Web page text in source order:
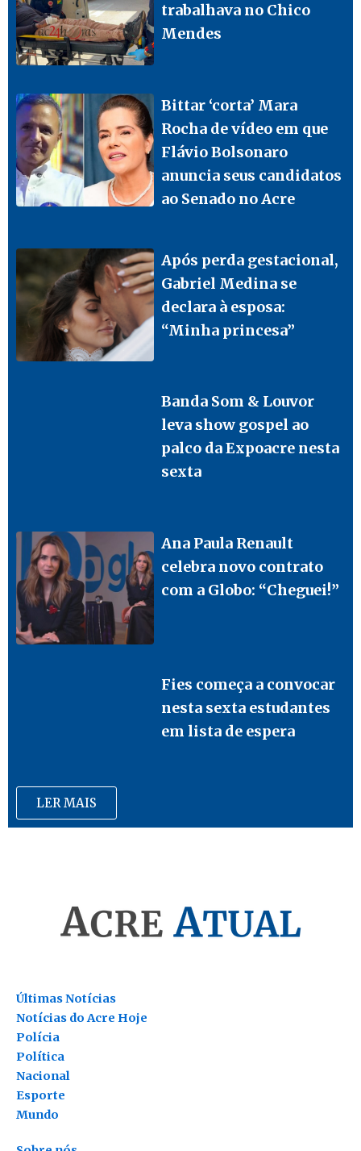
trabalhava no Chico
Mendes
Bittar ‘corta’ Mara
Rocha de vídeo em que
Flávio Bolsonaro
anuncia seus candidatos
ao Senado no Acre
Após perda gestacional,
Gabriel Medina se
declara à esposa:
“Minha princesa”
Banda Som & Louvor
leva show gospel ao
palco da Expoacre nesta
sexta
Ana Paula Renault
celebra novo contrato
com a Globo: “Cheguei!”
Fies começa a convocar
nesta sexta estudantes
em lista de espera
LER MAIS
Últimas Notícias
Notícias do Acre Hoje
Polícia
Política
Nacional
Esporte
Mundo